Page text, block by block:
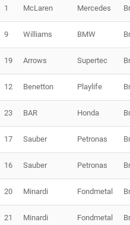
1 McLaren Mercedes
9 Williams BMW
19 Arrows Supertec
12 Benetton Playlife
23 BAR Honda
17 Sauber Petronas
16 Sauber Petronas
20 Minardi Fondmetal
21 Minardi Fondmetal